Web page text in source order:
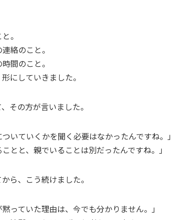
。
絡のこと。
間のこと。
にしていきました。
その方が言いました。
ついていくかを聞く必要はなかったんですね。」
ことと、親でいることは別だったんですね。」
ら、こう続けました。
黙っていた理由は、今でも分かりません。」